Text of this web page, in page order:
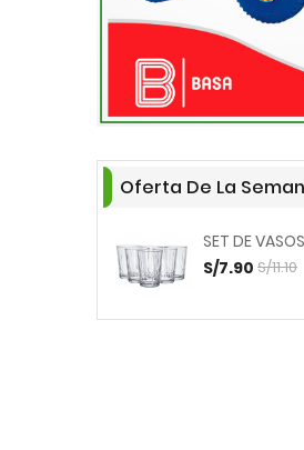
Oferta De La
S/7.90 S/11.10